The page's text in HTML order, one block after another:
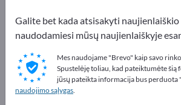
Reklamuokitės
Exportpages!
Poreikiai – Pasiūlymai – Naudotos
kontaktai >> pradėkite čia
Galite bet kada atsisakyti
naudodamiesi mūsų naujienlaiškyje
Mes naudojame "Brevo" kaip savo
Spustelėję toliau, kad pateiktumėte šią
jūsų pateikta informacija bus perduota
naudojimo sąlygas.